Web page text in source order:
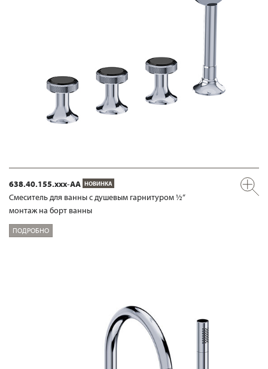
638.40.155.xxx-AA НОВИНКА
Смеситель для ванны с душевым гарнитуром ½“
монтаж на борт ванны
ПОДРОБНО